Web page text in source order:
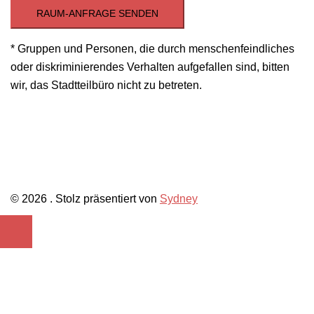
RAUM-ANFRAGE SENDEN
* Gruppen und Personen, die durch menschenfeindliches
oder diskriminierendes Verhalten aufgefallen sind, bitten
wir, das Stadtteilbüro nicht zu betreten.
© 2026 . Stolz präsentiert von Sydney